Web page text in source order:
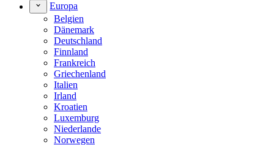
Europa
Belgien
Dänemark
Deutschland
Finnland
Frankreich
Griechenland
Italien
Irland
Kroatien
Luxemburg
Niederlande
Norwegen